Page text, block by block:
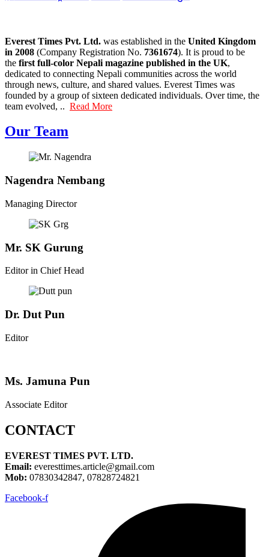
Everest Times Pvt. Ltd. was established in the United Kingdom
in 2008 (Company Registration No. 7361674). It is proud to be
the first full-color Nepali magazine published in the UK,
dedicated to connecting Nepali communities across the world
through news, culture, and shared values. Everest Times was
founded by a group of sixteen dedicated individuals. Over time, the
team evolved, .. Read More
Our Team
Nagendra Nembang
Managing Director
Mr. SK Gurung
Editor in Chief Head
Dr. Dut Pun
Editor
Ms. Jamuna Pun
Associate Editor
CONTACT
EVEREST TIMES PVT. LTD.
Email: everesttimes.article@gmail.com
Mob: 07830342847, 07828724821
Facebook-f